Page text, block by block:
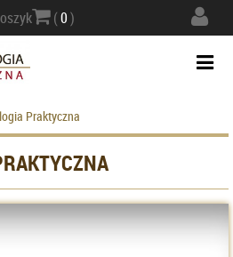
(0)
Praktyczna